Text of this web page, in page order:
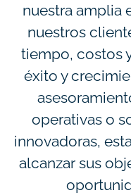
nuestra amplia
nuestros
tiempo, costos
éxito y
operativas o
innovadoras,
alcanzar sus